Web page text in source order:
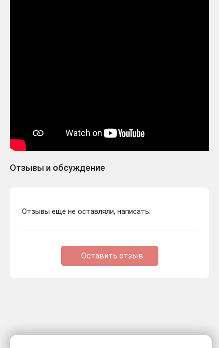
Отзывы и обсуждение
Отзывы еще не оставляли, написать:
Оставить отзыв